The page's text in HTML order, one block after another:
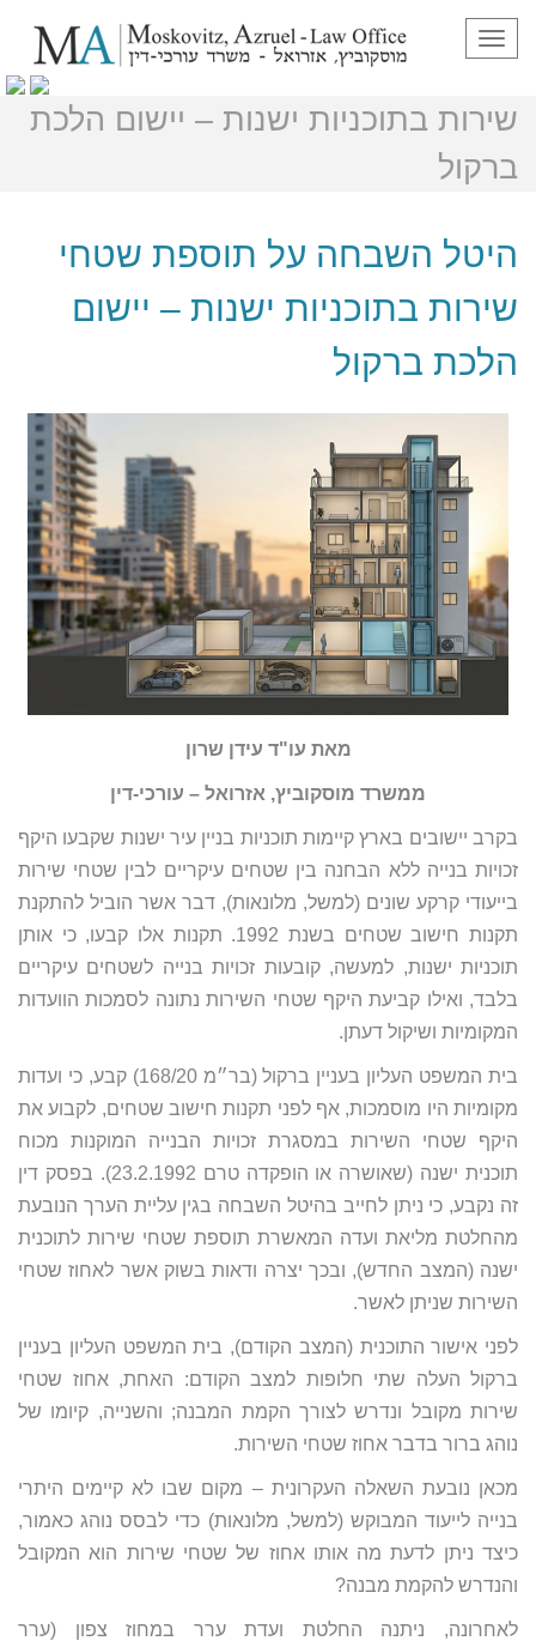
תפריט
היטל השבחה על תוספת שטחי
שירות בתוכניות ישנות – יישום הלכת
ברקול
היטל השבחה על תוספת שטחי
שירות בתוכניות ישנות – יישום
הלכת ברקול
מאת עו"ד עידן שרון
ממשרד מוסקוביץ, אזרואל – עורכי-דין
בקרב יישובים בארץ קיימות תוכניות בניין עיר ישנות שקבעו היקף
זכויות בנייה ללא הבחנה בין שטחים עיקריים לבין שטחי שירות
בייעודי קרקע שונים (למשל, מלונאות), דבר אשר הוביל להתקנת
תקנות חישוב שטחים בשנת 1992. תקנות אלו קבעו, כי אותן
תוכניות ישנות, למעשה, קובעות זכויות בנייה לשטחים עיקריים
בלבד, ואילו קביעת היקף שטחי השירות נתונה לסמכות הוועדות
המקומיות ושיקול דעתן.
בית המשפט העליון בעניין ברקול (בר״מ 168/20) קבע, כי ועדות
מקומיות היו מוסמכות, אף לפני תקנות חישוב שטחים, לקבוע את
היקף שטחי השירות במסגרת זכויות הבנייה המוקנות מכוח
תוכנית ישנה (שאושרה או הופקדה טרם 23.2.1992). בפסק דין
זה נקבע, כי ניתן לחייב בהיטל השבחה בגין עליית הערך הנובעת
מהחלטת מליאת ועדה המאשרת תוספת שטחי שירות לתוכנית
ישנה (המצב החדש), ובכך יצרה ודאות בשוק אשר לאחוז שטחי
השירות שניתן לאשר.
לפני אישור התוכנית (המצב הקודם), בית המשפט העליון בעניין
ברקול העלה שתי חלופות למצב הקודם: האחת, אחוז שטחי
שירות מקובל ונדרש לצורך הקמת המבנה; והשנייה, קיומו של
נוהג ברור בדבר אחוז שטחי השירות.
מכאן נובעת השאלה העקרונית – מקום שבו לא קיימים היתרי
בנייה לייעוד המבוקש (למשל, מלונאות) כדי לבסס נוהג כאמור,
כיצד ניתן לדעת מה אותו אחוז של שטחי שירות הוא המקובל
והנדרש להקמת מבנה?
לאחרונה, ניתנה החלטת ועדת ערר במחוז צפון (ערר